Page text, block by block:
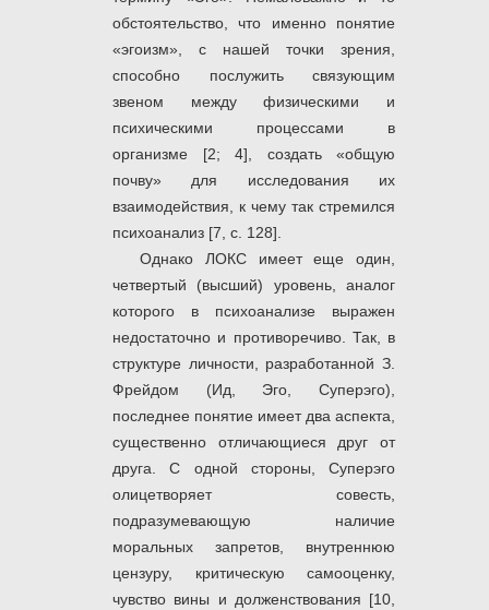
обстоятельство, что именно понятие
«эгоизм», с нашей точки зрения,
способно послужить связующим
звеном между физическими и
психическими процессами в
организме [2; 4], создать «общую
почву» для исследования их
взаимодействия, к чему так стремился
психоанализ [7, с. 128].
Однако ЛОКС имеет еще один,
четвертый (высший) уровень, аналог
которого в психоанализе выражен
недостаточно и противоречиво. Так, в
структуре личности, разработанной З.
Фрейдом (Ид, Эго, Суперэго),
последнее понятие имеет два аспекта,
существенно отличающиеся друг от
друга. С одной стороны, Суперэго
олицетворяет совесть,
подразумевающую наличие
моральных запретов, внутреннюю
цензуру, критическую самооценку,
чувство вины и долженствования [10,